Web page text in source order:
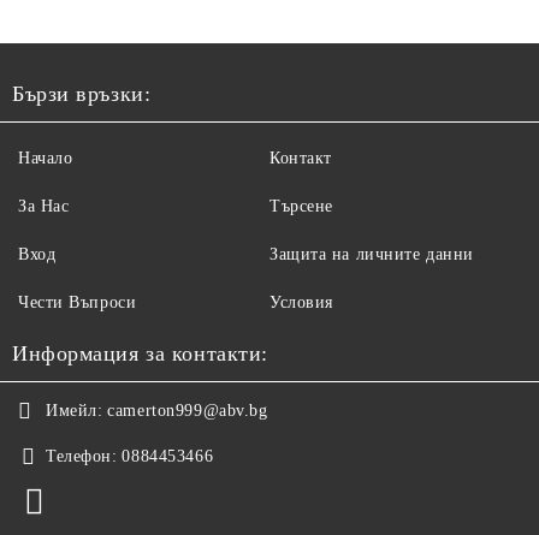
Бързи връзки:
Начало
За Нас
Вход
Чести Въпроси
Контакт
Търсене
Защита на личните данни
Условия
Информация за контакти:
Имейл: camerton999@abv.bg
Телефон: 0884453466